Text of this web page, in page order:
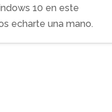
10 en este
echarte una mano.